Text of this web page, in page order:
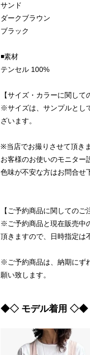
サンド
ダークブラウン
ブラック
◾️素材
テンセル 100%
【サイズ・カラーに関して
※サイズは、サンプルとし
ざいます。
※当店でお撮りさせて頂き
お客様のお使いのモニター
色味が不安な方はお問合せ
【ご予約商品に関してのご
※ご予約商品と現在販売中
頂きますので、日時指定は
※ご予約商品は、納期にず
願い致します。
◆◇ モデル着用 ◇◆